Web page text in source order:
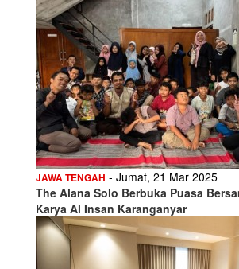
JAWA TENGAH - Jumat, 21 Mar 2025
The Alana Solo Berbuka Puasa
Karya Al Insan Karanganyar